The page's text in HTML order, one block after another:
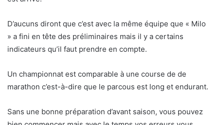
D’aucuns diront que c’est avec la même équipe que « Milo
» a fini en tête des préliminaires mais il y a certains
indicateurs qu’il faut prendre en compte.
Un championnat est comparable à une course de de
marathon c’est-à-dire que le parcous est long et endurant.
Sans une bonne préparation d’avant saison, vous pouvez